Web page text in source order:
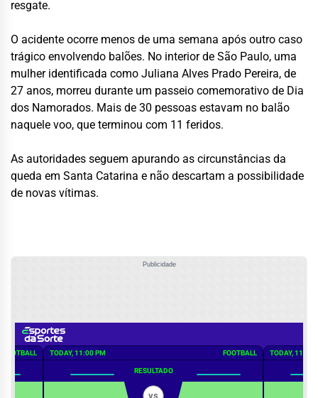
resgate.
O acidente ocorre menos de uma semana após outro caso
trágico envolvendo balões. No interior de São Paulo, uma
mulher identificada como Juliana Alves Prado Pereira, de
27 anos, morreu durante um passeio comemorativo de Dia
dos Namorados. Mais de 30 pessoas estavam no balão
naquele voo, que terminou com 11 feridos.
As autoridades seguem apurando as circunstâncias da
queda em Santa Catarina e não descartam a possibilidade
de novas vítimas.
Publicidade